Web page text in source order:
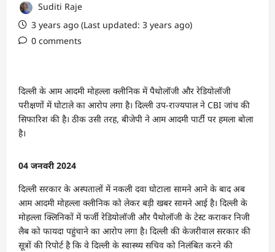
Suditi Raje
3 years ago (Last updated: 3 years ago)
0 comments
दिल्ली के आम आदमी मोहल्ला क्लीनिक में पैथोलॉजी और रेडियोलॉजी
परीक्षणों में घोटाले का आरोप लगा है। दिल्ली उप-राज्यपाल ने CBI जांच की
सिफारिश की है। ठीक उसी तरह, बीजेपी ने आम आदमी पार्टी पर हमला बोला
है।
04 जनवरी 2024
दिल्ली सरकार के अस्पतालों में नकली दवा घोटाला सामने आने के बाद अब
आम आदमी मोहल्ला क्लीनिक को लेकर बड़ी खबर सामने आई है। दिल्ली के
मोहल्ला क्लिनिकों में फर्जी रेडियोलॉजी और पैथोलॉजी के टेस्ट कराकर निजी
लैब को फायदा पहुंचाने का आरोप लगा है। दिल्ली की केजरीवाल सरकार की
सूत्रों की रिपोर्ट है कि वे दिल्ली के स्वास्थ्य सचिव को निलंबित करने की